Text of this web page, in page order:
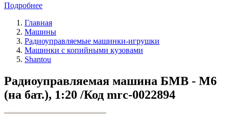
Подробнее
Главная
Машины
Радиоуправляемые машинки-игрушки
Машинки с копийными кузовами
Shantou
Радиоуправляемая машина БМВ - M6
(на бат.), 1:20 /Код mrc-0022894